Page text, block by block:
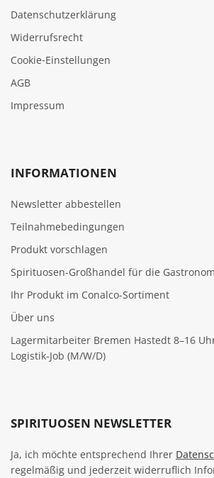
Datenschutzerklärung
Widerrufsrecht
Cookie‑Einstellungen
AGB
Impressum
INFORMATIONEN
Newsletter abbestellen
Teilnahmebedingungen
Produkt vorschlagen
Spirituosen-Großhandel für die
Ihr Produkt im Conalco-Sortiment
Über uns
Lagermitarbeiter Bremen Hastedt 8–16
Logistik-Job (M/W/D)
SPIRITUOSEN NEWSLETTER
Ja, ich möchte entsprechend Ihrer
regelmäßig und jederzeit widerruflich